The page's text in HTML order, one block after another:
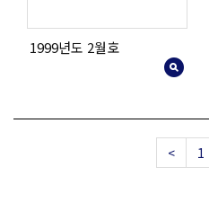
1999년도 2월호
< 1